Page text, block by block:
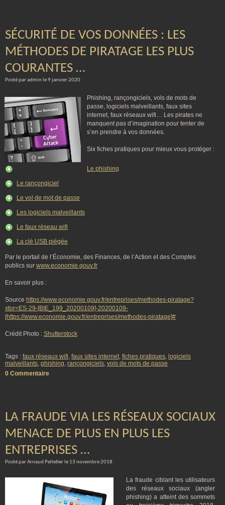
SÉCURITÉ DE VOS DONNÉES : LES
MÉTHODES DE PIRATAGE LES PLUS
COURANTES …
Posté par admin le 9 janvier 2020
Phishing, rançongiciels, vols de mots de
passe, logiciels malveillants, faux sites
internet, faux réseaux wifi… Les pirates ne
manquent pas d’imagination pour tenter de
s’en prendre à vos données.
Six fiches pratiques pour mieux vous protéger :
Le phishing
Le rançongiciel
Le vol de mot de passe
Les logiciels malveillants
Le faux réseau wifi
La clé USB piégée
Par le portail de l’Économie, des Finances, de l’Action et des Comptes
publics sur www.economie.gouv.fr
En savoir plus :
Source https://www.economie.gouv.fr/entreprises/methodes-piratage?
xtor=ES-29-[BIE_199_20200109]-20200109-
[https://www.economie.gouv.fr/entreprises/methodes-piratage]#
Crédit Photo : Shutterstock
Tags : faux réseaux wifi, faux sites internet, fiches pratiques, logiciels
malveillants, phishing, rançongiciels, vols de mots de passe
0 Commentaire
LA FRAUDE VIA LES RÉSEAUX SOCIAUX
MENACE DE PLUS EN PLUS LES
ENTREPRISES …
Posté par Arnaud Pelletier le 13 novembre 2018
La fraude ciblant les utilisateurs
des réseaux sociaux (angler
phishing) a atteint des sommets